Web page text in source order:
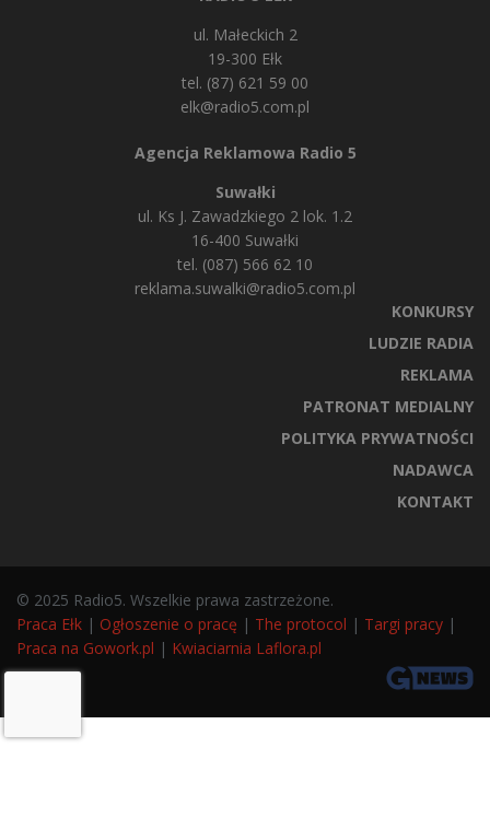
ul. Małeckich 2
19-300 Ełk
tel. (87) 621 59 00
elk@radio5.com.pl
Agencja Reklamowa Radio 5
Suwałki
ul. Ks J. Zawadzkiego 2 lok. 1.2
16-400 Suwałki
tel. (087) 566 62 10
reklama.suwalki@radio5.com.pl
KONKURSY
LUDZIE RADIA
REKLAMA
PATRONAT MEDIALNY
POLITYKA PRYWATNOŚCI
NADAWCA
KONTAKT
© 2025 Radio5. Wszelkie prawa zastrzeżone.
Praca Ełk | Ogłoszenie o pracę | The protocol | Targi pracy |
Praca na Gowork.pl | Kwiaciarnia Laflora.pl